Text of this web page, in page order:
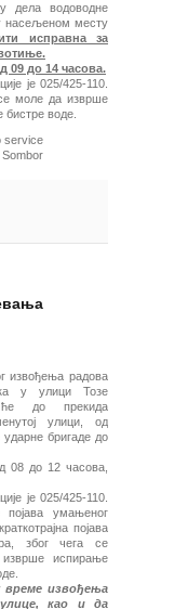
дела водоводне
насељеном месту
исправна за
09 до 14 часова.
је 025/425-110.
моле да изврше
бистре воде.
service
извођења радова
у улици Тозе
до прекида
улици, од
бригаде до
08 до 12 часова,
је 025/425-110.
умањеног
појава
због чега се
испирање
време извођења
као и да